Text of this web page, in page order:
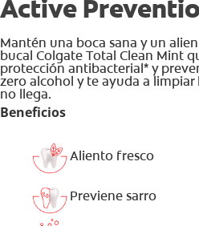
Active
Mantén una boca sana y un
bucal Colgate Total Clean Mint
protección antibacterial* y
zero alcohol y te ayuda a
no llega.
Beneficios
Aliento fresco
Previene sarro